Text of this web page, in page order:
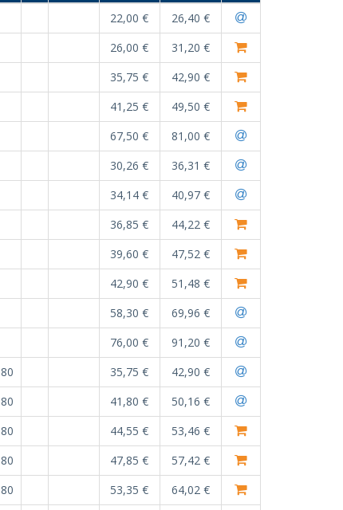
22,00 €
26,40 €
26,00 €
31,20 €
35,75 €
42,90 €
41,25 €
49,50 €
67,50 €
81,00 €
30,26 €
36,31 €
34,14 €
40,97 €
36,85 €
44,22 €
39,60 €
47,52 €
42,90 €
51,48 €
58,30 €
69,96 €
76,00 €
91,20 €
80 35,75 €
42,90 €
80 41,80 €
50,16 €
80 44,55 €
53,46 €
80 47,85 €
57,42 €
80 53,35 €
64,02 €